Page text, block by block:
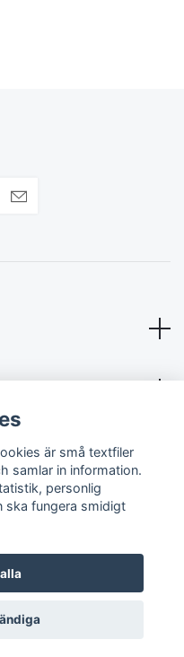
är små textfiler
samlar in information.
personlig
ska fungera smidigt